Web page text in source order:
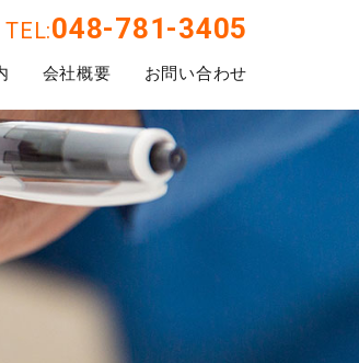
TEL:048-781-3405
会社概要 お問い合わせ